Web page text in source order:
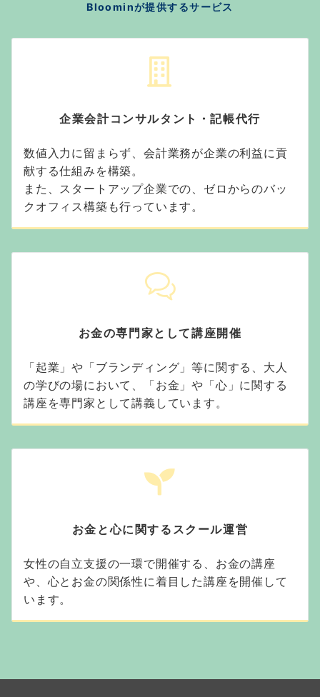
Bloominが提供するサービス
企業会計コンサルタント・記帳代行
数値入力に留まらず、会計業務が企業の利益に貢
献する仕組みを構築。
また、スタートアップ企業での、ゼロからのバッ
クオフィス構築も行っています。
お金の専門家として講座開催
「起業」や「ブランディング」等に関する、大人
の学びの場において、「お金」や「心」に関する
講座を専門家として講義しています。
お金と心に関するスクール運営
女性の自立支援の一環で開催する、お金の講座
や、心とお金の関係性に着目した講座を開催して
います。